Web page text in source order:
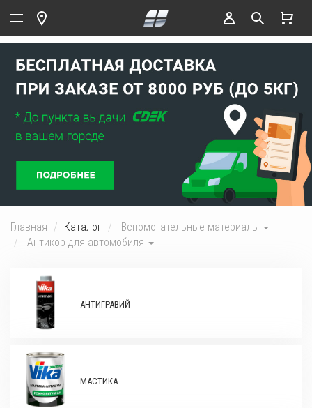
Главная Каталог
Вспомогательные материалы
Антикор для автомобиля
АНТИГРАВИЙ
МАСТИКА